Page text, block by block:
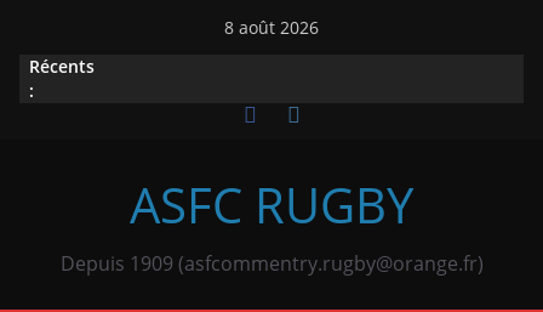
contenu
8 août 2026
Récents
:
ASFC RUGBY
Depuis 1909 (asfcommentry.rugby@orange.fr)